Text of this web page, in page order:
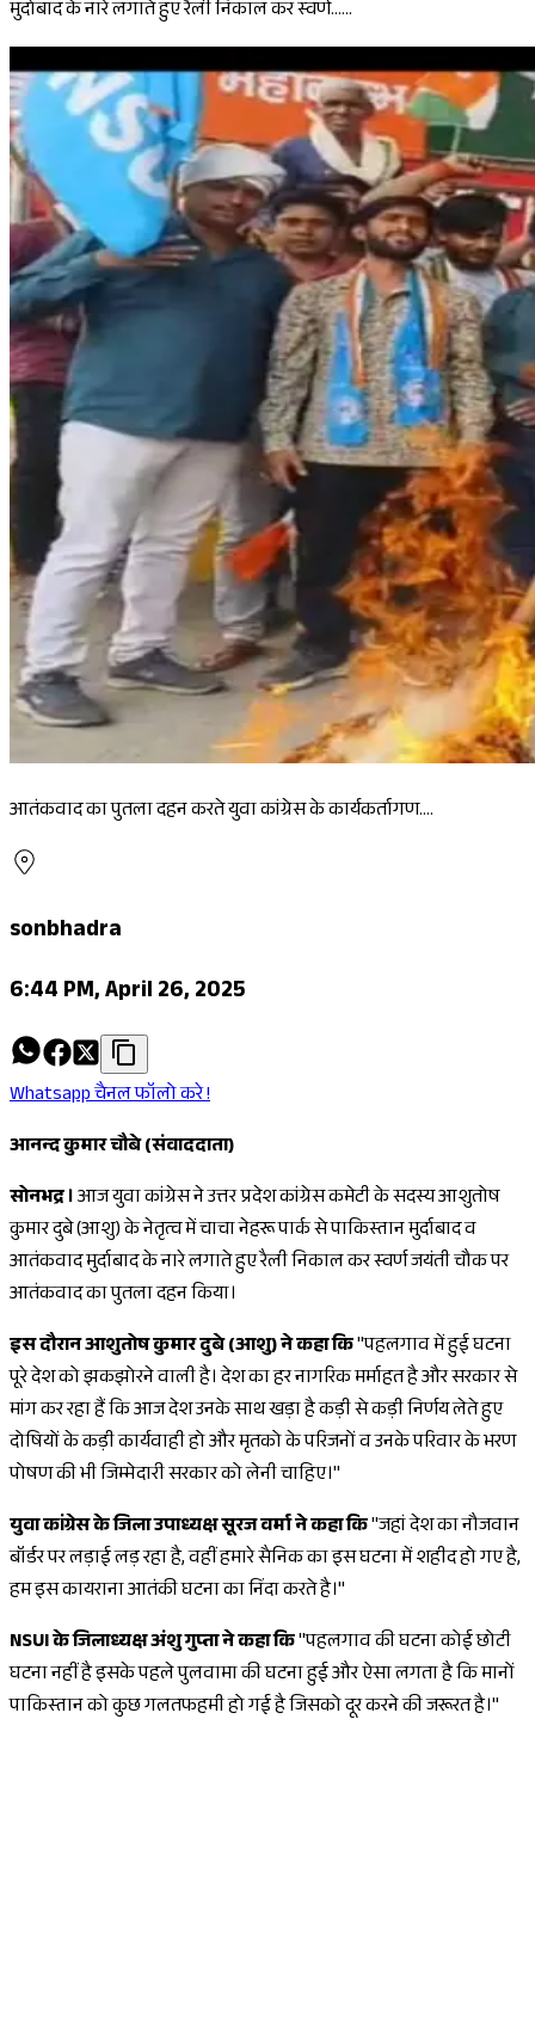
मुर्दाबाद के नारे लगाते हुए रैली निकाल कर स्वर्ण......
आतंकवाद का पुतला दहन करते युवा कांग्रेस के कार्यकर्तागण....
sonbhadra
6:44 PM, April 26, 2025
Whatsapp चैनल फॉलो करे !
आनन्द कुमार चौबे (संवाददाता)
सोनभद्र ।आज युवा कांग्रेस ने उत्तर प्रदेश कांग्रेस कमेटी के सदस्य आशुतोष
कुमार दुबे (आशु) के नेतृत्व में चाचा नेहरू पार्क से पाकिस्तान मुर्दाबाद व
आतंकवाद मुर्दाबाद के नारे लगाते हुए रैली निकाल कर स्वर्ण जयंती चौक पर
आतंकवाद का पुतला दहन किया।
इस दौरान आशुतोष कुमार दुबे (आशु) ने कहा कि"पहलगाव में हुई घटना
पूरे देश को झकझोरने वाली है। देश का हर नागरिक मर्माहत है और सरकार से
मांग कर रहा हैं कि आज देश उनके साथ खड़ा है कड़ी से कड़ी निर्णय लेते हुए
दोषियों के कड़ी कार्यवाही हो और मृतको के परिजनों व उनके परिवार के भरण
पोषण की भी जिम्मेदारी सरकार को लेनी चाहिए।"
युवा कांग्रेस के जिला उपाध्यक्ष सूरज वर्मा ने कहा कि"जहां देश का नौजवान
बॉर्डर पर लड़ाई लड़ रहा है, वहीं हमारे सैनिक का इस घटना में शहीद हो गए है,
हम इस कायराना आतंकी घटना का निंदा करते है।"
NSUI के जिलाध्यक्ष अंशु गुप्ता ने कहा कि"पहलगाव की घटना कोई छोटी
घटना नहीं है इसके पहले पुलवामा की घटना हुई और ऐसा लगता है कि मानों
पाकिस्तान को कुछ गलतफहमी हो गई है जिसको दूर करने की जरूरत है।"